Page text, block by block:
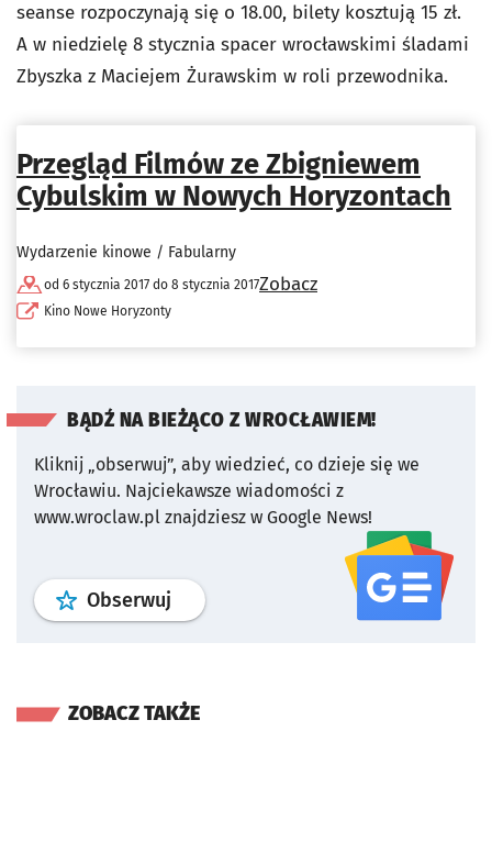
seanse rozpoczynają się o 18.00, bilety kosztują 15 zł.
A w niedzielę 8 stycznia spacer wrocławskimi śladami
Zbyszka z Maciejem Żurawskim w roli przewodnika.
Przegląd Filmów ze Zbigniewem
Cybulskim w Nowych Horyzontach
Wydarzenie kinowe / Fabularny
od 6 stycznia 2017 do 8 stycznia 2017
Kino Nowe Horyzonty
Zobacz
BĄDŹ NA BIEŻĄCO Z WROCŁAWIEM!
Kliknij „obserwuj”, aby wiedzieć, co dzieje się we
Wrocławiu. Najciekawsze wiadomości z
www.wroclaw.pl znajdziesz w Google News!
Obserwuj profil serwisu
ZOBACZ TAKŻE